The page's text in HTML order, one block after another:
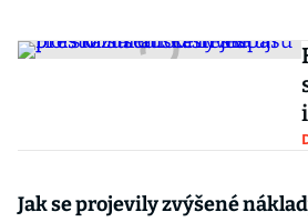
Jak se projevily zvýšené